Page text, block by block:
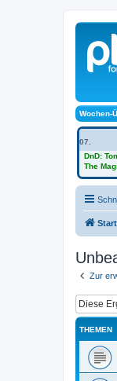
Wochen-
07.
DnD:
The
Zur
THEMEN